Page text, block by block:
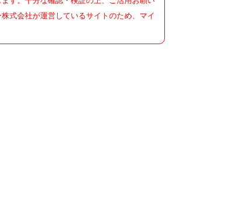
式会社が運営しているサイトのため、マイ